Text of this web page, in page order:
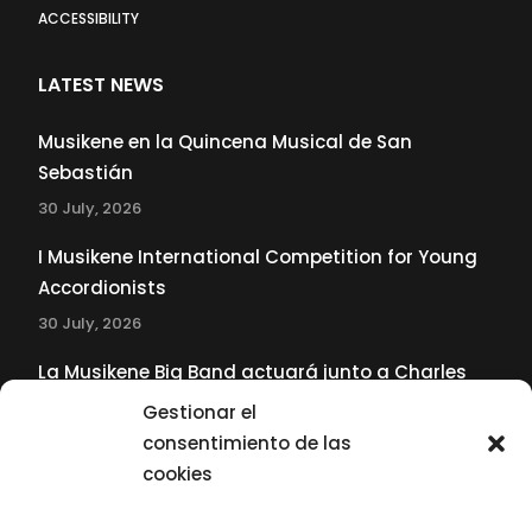
Gestionar el
consentimiento de las
cookies
ACCESSIBILITY
LATEST NEWS
Musikene en la Quincena Musical de San
Sebastián
30 July, 2026
I Musikene International Competition for Young
Accordionists
30 July, 2026
La Musikene Big Band actuará junto a Charles
Tolliver en el 61 Jazzaldia